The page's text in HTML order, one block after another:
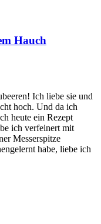
Hauch
Ich liebe sie und
hoch. Und da ich
heute ein Rezept
ich verfeinert mit
Messerspitze
habe, liebe ich